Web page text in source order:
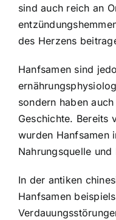
sind auch reich an
des Herzens
Hanfsamen sind
sondern haben
Geschichte. Bereits
wurden Hanfsamen
Nahrungsquelle
In der antiken
Hanfsamen